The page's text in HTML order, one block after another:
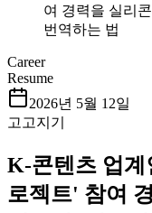
여 경력을 실리
번역하는 법
Career
Resume
2026년 5월 12일
고고지기
K-콘텐츠 업계
로젝트' 참여